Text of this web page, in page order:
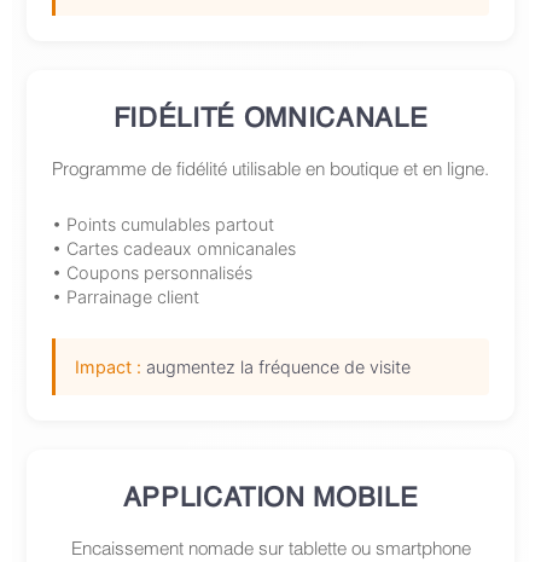
FIDÉLITÉ OMNICANALE
Programme de fidélité utilisable en boutique et en ligne.
• Points cumulables partout
• Cartes cadeaux omnicanales
• Coupons personnalisés
• Parrainage client
Impact : augmentez la fréquence de visite
APPLICATION MOBILE
Encaissement nomade sur tablette ou smartphone